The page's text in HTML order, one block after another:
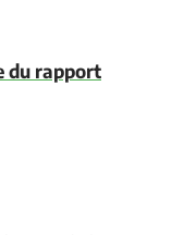
du rapport